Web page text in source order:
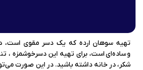
تهیه سوهان ارده که یک دسر مقوی
و ساده‌ای است، برای تهیه این دسرخوشمزه ،